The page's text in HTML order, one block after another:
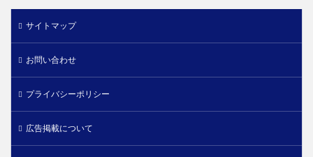
サイトマップ
お問い合わせ
プライバシーポリシー
広告掲載について